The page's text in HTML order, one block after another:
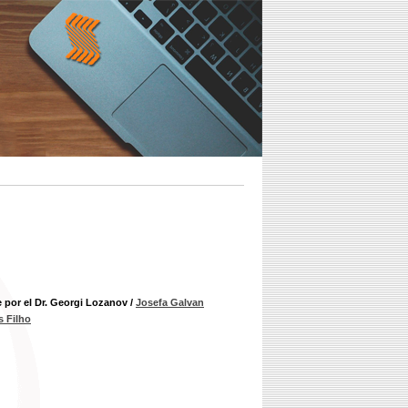
el Dr. Georgi Lozanov / Josefa Galvan
Filho